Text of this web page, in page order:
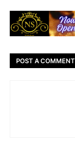
POST A COMMENT